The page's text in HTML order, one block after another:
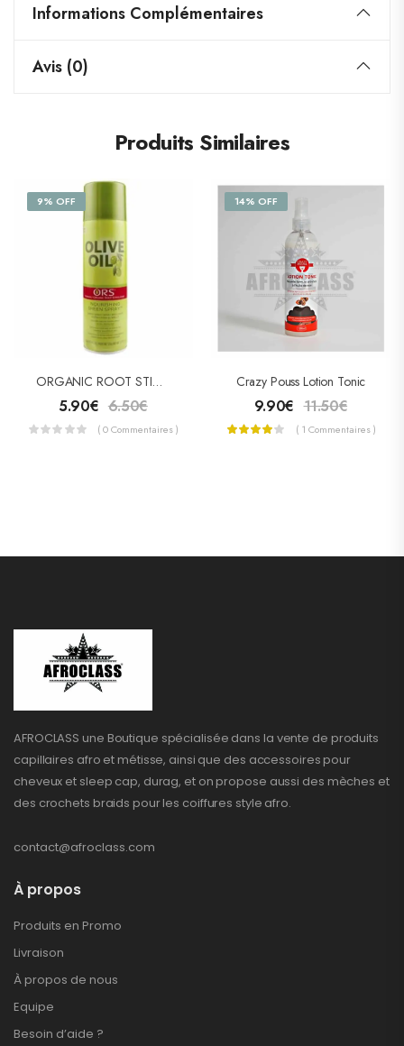
Informations Complémentaires
Avis (0)
Produits Similaires
9% OFF
ORGANIC ROOT STIMULATOR OLIVE OIL NOURISHING SHEEN SPRAY
5.90€ 6.50€
( 0 Commentaires )
14% OFF
Crazy Pouss Lotion Tonic
9.90€ 11.50€
( 1 Commentaires )
AFROCLASS une Boutique spécialisée dans la vente de produits
capillaires afro et métisse, ainsi que des accessoires pour
cheveux et sleep cap, durag, et on propose aussi des mèches et
des crochets braids pour les coiffures style afro.
contact@afroclass.com
À propos
Produits en Promo
Livraison
À propos de nous
Equipe
Besoin d’aide ?